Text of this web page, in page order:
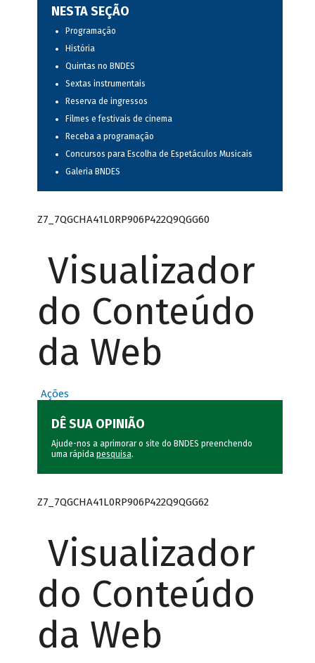
NESTA SEÇÃO
Programação
História
Quintas no BNDES
Sextas instrumentais
Reserva de ingressos
Filmes e festivais de cinema
Receba a programação
Concursos para Escolha de Espetáculos Musicais
Galeria BNDES
Z7_7QGCHA41L0RP906P422Q9QGG60
Visualizador
do Conteúdo
da Web
Ações
DÊ SUA OPINIÃO
Ajude-nos a aprimorar o site do BNDES preenchendo
uma rápida pesquisa.
Z7_7QGCHA41L0RP906P422Q9QGG62
Visualizador
do Conteúdo
da Web